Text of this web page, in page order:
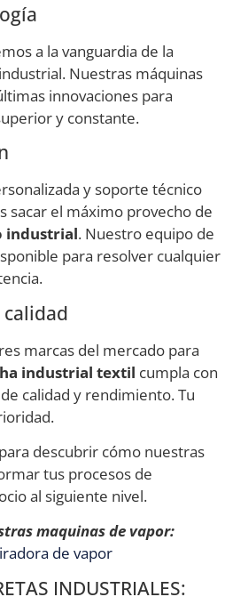
a la vanguardia de la
Nuestras máquinas
innovaciones para
y constante.
y soporte técnico
sacar el máximo provecho de
industrial. Nuestro equipo de
para resolver cualquier
marcas del mercado para
industrial textil cumpla con
calidad y rendimiento. Tu
descubrir cómo nuestras
tus procesos de
al siguiente nivel.
maquinas de vapor:
de vapor
INDUSTRIALES: